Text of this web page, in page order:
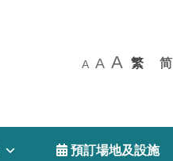
A A A 繁 简
 預訂場地及設施